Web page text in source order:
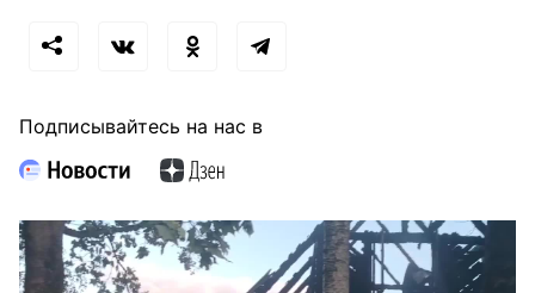
Подписывайтесь на нас в